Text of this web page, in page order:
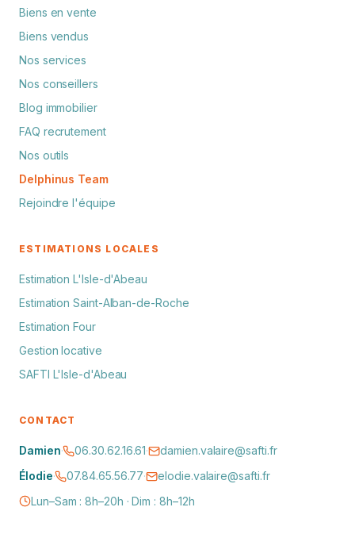
Biens en vente
Biens vendus
Nos services
Nos conseillers
Blog immobilier
FAQ recrutement
Nos outils
Delphinus Team
Rejoindre l'équipe
ESTIMATIONS LOCALES
Estimation L'Isle-d'Abeau
Estimation Saint-Alban-de-Roche
Estimation Four
Gestion locative
SAFTI L'Isle-d'Abeau
CONTACT
Damien· 06.30.62.16.61·
damien.valaire@safti.fr
Élodie· 07.84.65.56.77·
elodie.valaire@safti.fr
Lun–Sam : 8h–20h · Dim : 8h–12h